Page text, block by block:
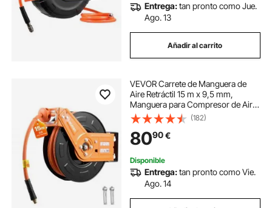
Entrega:tan pronto como Jue.
Ago. 13
Añadir al carrito
VEVOR Carrete de Manguera de
Aire Retráctil 15 m x 9,5 mm,
Manguera para Compresor de Aire
Presión Máxima de 300 PSI, con
Entrada de 1 m, Brazo Único para
Montaje en Techo o Pared, para
Garaje
(182)
8090€
Disponible
Entrega:tan pronto como Vie.
Ago. 14